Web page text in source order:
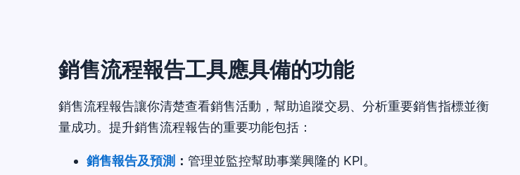
銷售流程報告工具應具備的功能
銷售流程報告讓你清楚查看銷售活動，幫助追蹤交易、分析重要銷售指標並衡
量成功。提升銷售流程報告的重要功能包括：
銷售報告及預測 ： 管理並監控幫助事業興隆的 KPI。